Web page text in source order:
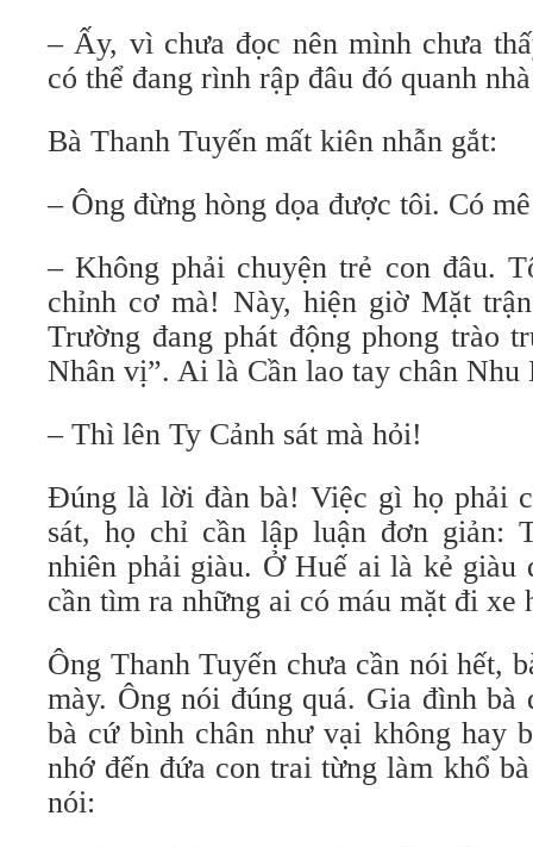
– Ấy, vì chưa đọc nên mình chưa
có thể đang rình rập đâu đó quanh
Bà Thanh Tuyến mất kiên nhẫn gắt:
– Ông đừng hòng dọa được tôi. Có
– Không phải chuyện trẻ con đâu.
chỉnh cơ mà! Này, hiện giờ Mặt
Trường đang phát động phong trào
Nhân vị”. Ai là Cần lao tay chân Nhu
– Thì lên Ty Cảnh sát mà hỏi!
Đúng là lời đàn bà! Việc gì họ phải
sát, họ chỉ cần lập luận đơn giản:
nhiên phải giàu. Ở Huế ai là kẻ giàu
cần tìm ra những ai có máu mặt đi
Ông Thanh Tuyến chưa cần nói hết,
mày. Ông nói đúng quá. Gia đình bà
bà cứ bình chân như vại không hay
nhớ đến đứa con trai từng làm khổ
nói: